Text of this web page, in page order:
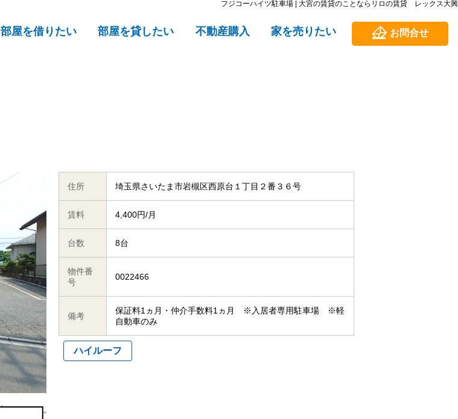
フジコーハイツ駐車場 | 大宮の賃貸のことならリロの賃貸 レックス大興
部屋を借りたい 部屋を貸したい 不動産購入 家を売りたい お問合せ
住所 埼玉県さいたま市岩槻区西原台１丁目２番３６号
賃料 4,400円/月
台数 8台
物件番
号
0022466
備考
保証料1ヵ月・仲介手数料1ヵ月 ※入居者専用駐車場 ※軽
自動車のみ
ハイルーフ